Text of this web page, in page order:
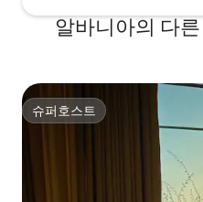
알바니아의 다
슈퍼호스트
슈퍼호스트